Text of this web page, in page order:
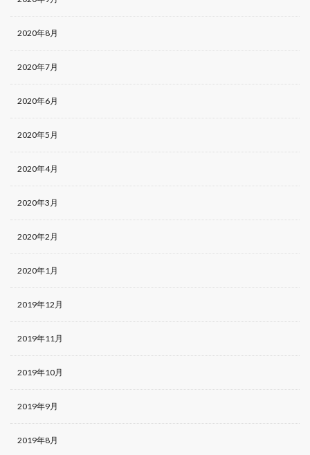
2020年8月
2020年7月
2020年6月
2020年5月
2020年4月
2020年3月
2020年2月
2020年1月
2019年12月
2019年11月
2019年10月
2019年9月
2019年8月